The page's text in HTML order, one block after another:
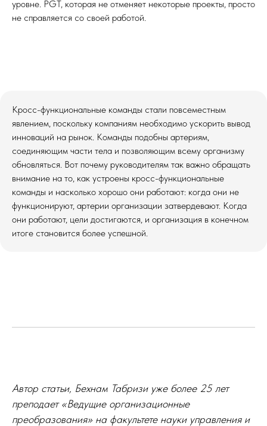
уровне. PGT, которая не отменяет некоторые проекты, просто
не справляется со своей работой.
Кросс-функциональные команды стали повсеместным
явлением, поскольку компаниям необходимо ускорить вывод
инноваций на рынок. Команды подобны артериям,
соединяющим части тела и позволяющим всему организму
обновляться. Вот почему руководителям так важно обращать
внимание на то, как устроены кросс-функциональные
команды и насколько хорошо они работают: когда они не
функционируют, артерии организации затвердевают. Когда
они работают, цели достигаются, и организация в конечном
итоге становится более успешной.
Автор статьи, Бехнам Табризи уже более 25 лет
преподает «Ведущие организационные
преобразования» на факультете науки управления и
ИП ЧЕРТАРИНСКАЯ Е.А.
ИНН: 771565122106
ОГРНИП: 320774600370717
© Все права защищены. 2015 - 2026 г.
При использовании материалов сайта, активная
ссылка на источник (не закрытая от индексации
для поисковых систем) обязательна.
Бот в Telegram
Политика в отношении ПД
Публичная оферта
Согласие на обработку ПД
Согласие на рекламную рассылку
Правила подарочные сертификаты
Process Communication Model (PCM)
Harthill LDP
BASE.PRO
Мотивационный профиль Рисса (RMP)